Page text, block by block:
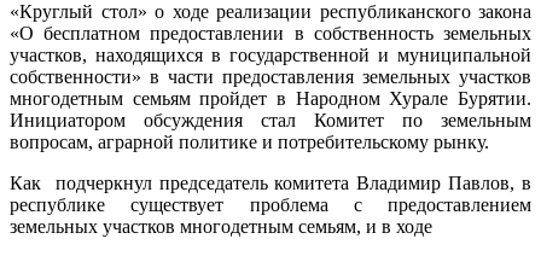
«Круглый стол» о ходе реализации республиканского закона
«О бесплатном предоставлении в собственность земельных
участков, находящихся в государственной и муниципальной
собственности» в части предоставления земельных участков
многодетным семьям пройдет в Народном Хурале Бурятии.
Инициатором обсуждения стал Комитет по земельным
вопросам, аграрной политике и потребительскому рынку.
Как подчеркнул председатель комитета Владимир Павлов, в
республике существует проблема с предоставлением
земельных участков многодетным семьям, и в ходе